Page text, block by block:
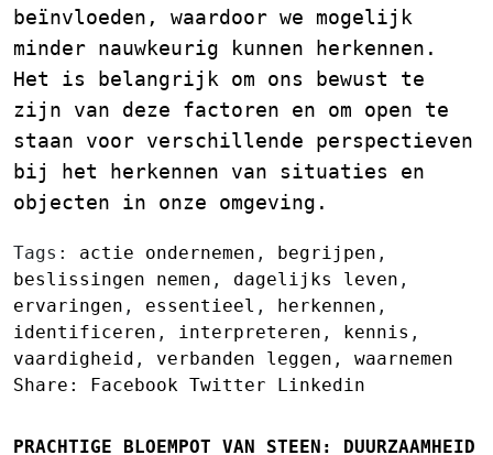
beïnvloeden, waardoor we mogelijk
minder nauwkeurig kunnen herkennen.
Het is belangrijk om ons bewust te
zijn van deze factoren en om open te
staan voor verschillende perspectieven
bij het herkennen van situaties en
objecten in onze omgeving.
Tags: actie ondernemen , begrijpen ,
beslissingen nemen , dagelijks leven ,
ervaringen , essentieel , herkennen ,
identificeren , interpreteren , kennis ,
vaardigheid , verbanden leggen , waarnemen
Share:
Facebook Twitter Linkedin
PRACHTIGE BLOEMPOT VAN STEEN: DUURZAAMHEID